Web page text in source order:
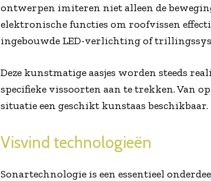
ontwerpen imiteren niet alleen de
elektronische functies om roofvissen
ingebouwde LED-verlichting of
Deze kunstmatige aasjes worden steeds
specifieke vissoorten aan te trekken. Van
situatie een geschikt kunstaas beschikbaar.
Visvind technologieën
Sonartechnologie is een essentieel